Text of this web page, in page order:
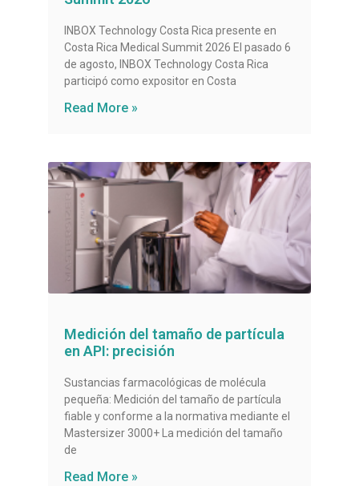
INBOX Technology Costa Rica presente en
Costa Rica Medical Summit 2026 El pasado 6
de agosto, INBOX Technology Costa Rica
participó como expositor en Costa
Read More »
Medición del tamaño de partícula
en API: precisión
Sustancias farmacológicas de molécula
pequeña: Medición del tamaño de partícula
fiable y conforme a la normativa mediante el
Mastersizer 3000+ La medición del tamaño
de
Read More »